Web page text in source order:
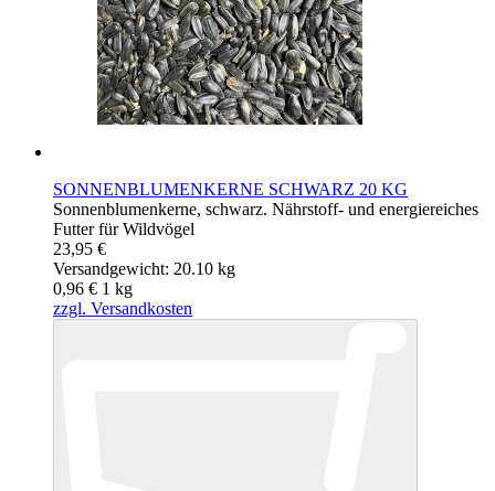
SONNENBLUMENKERNE SCHWARZ 20 KG
Sonnenblumenkerne, schwarz. Nährstoff- und energiereiches
Futter für Wildvögel
23,95 €
Versandgewicht: 20.10 kg
0,96 € 1 kg
zzgl. Versandkosten